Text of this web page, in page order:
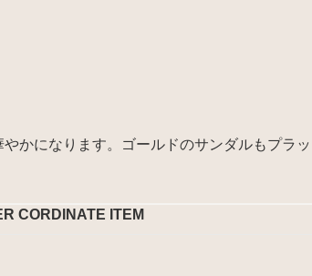
かになります。ゴールドのサンダルもプラ
CORDINATE ITEM